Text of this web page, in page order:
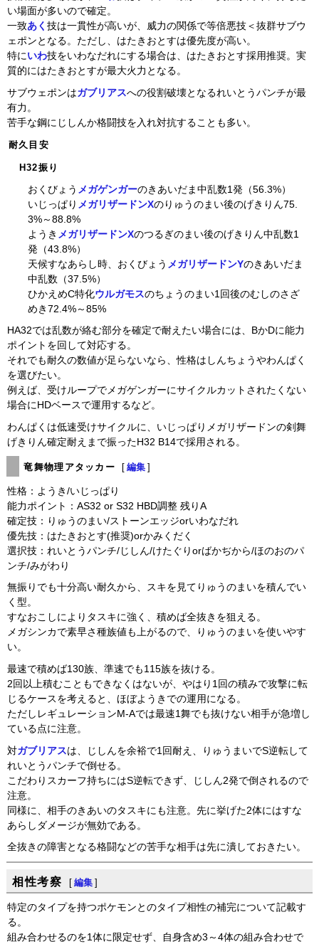
い場面が多いので確定。
一致あく技は一貫性が高いが、威力の関係で等倍悪技＜抜群サブウ
ェポンとなる。ただし、はたきおとすは優先度が高い。
特にいわ技をいわなだれにする場合は、はたきおとす採用推奨。実
質的にはたきおとすが最大火力となる。
サブウェポンはガブリアスへの役割破壊となるれいとうパンチが最
有力。
苦手な鋼にじしんか格闘技を入れ対抗することも多い。
耐久目安
H32振り
おくびょう メガゲンガーのきあいだま中乱数1発（56.3%）
いじっぱり メガリザードンXのりゅうのまい後のげきりん75.
3%～88.8%
ようき メガリザードンXのつるぎのまい後のげきりん中乱数1
発（43.8%）
天候すなあらし時、おくびょう メガリザードンYのきあいだま
中乱数（37.5%）
ひかえめC特化ウルガモスのちょうのまい1回後のむしのさざ
めき72.4%～85%
HA32では乱数が絡む部分を確定で耐えたい場合には、BかDに能力
ポイントを回して対応する。
それでも耐久の数値が足らないなら、性格はしんちょうやわんぱく
を選びたい。
例えば、受けループでメガゲンガーにサイクルカットされたくない
場合にHDベースで運用するなど。
わんぱくは低速受けサイクルに、いじっぱりメガリザードンの剣舞
げきりん確定耐えまで振ったH32 B14で採用される。
竜舞物理アタッカー [ 編集 ]
性格：ようき/いじっぱり
能力ポイント：AS32 or S32 HBD調整 残りA
確定技：りゅうのまい/ストーンエッジorいわなだれ
優先技：はたきおとす(推奨)orかみくだく
選択技：れいとうパンチ/じしん/けたぐりorばかぢから/ほのおのパ
ンチ/みがわり
無振りでも十分高い耐久から、スキを見てりゅうのまいを積んでい
く型。
すなおこしによりタスキに強く、積めば全抜きを狙える。
メガシンカで素早さ種族値も上がるので、りゅうのまいを使いやす
い。
最速で積めば130族、準速でも115族を抜ける。
2回以上積むこともできなくはないが、やはり1回の積みで攻撃に転
じるケースを考えると、ほぼようきでの運用になる。
ただしレギュレーションM-Aでは最速1舞でも抜けない相手が急増し
ている点に注意。
対ガブリアスは、じしんを余裕で1回耐え、りゅうまいでS逆転して
れいとうパンチで倒せる。
こだわりスカーフ持ちにはS逆転できず、じしん2発で倒されるので
注意。
同様に、相手のきあいのタスキにも注意。先に挙げた2体にはすな
あらしダメージが無効である。
全抜きの障害となる格闘などの苦手な相手は先に潰しておきたい。
相性考察 [ 編集 ]
特定のタイプを持つポケモンとのタイプ相性の補完について記載す
る。
組み合わせるのを1体に限定せず、自身含め3～4体の組み合わせで